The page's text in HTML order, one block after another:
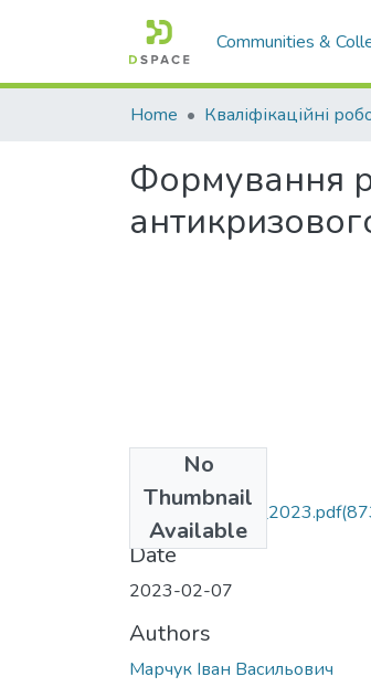
Communities &
Home Кваліфікаційні
Формування
No
Thumbnail
Available
МР.073.Марчук_2023.pdf
Date
2023-02-07
Authors
Марчук Іван Васильович